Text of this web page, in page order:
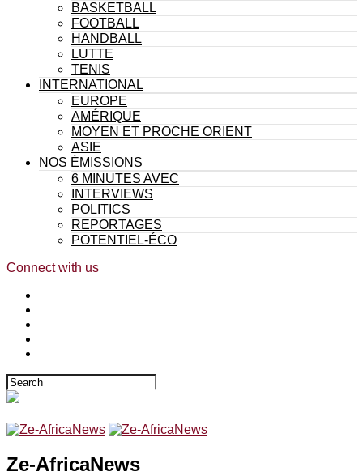
BASKETBALL
FOOTBALL
HANDBALL
LUTTE
TENIS
INTERNATIONAL
EUROPE
AMÉRIQUE
MOYEN ET PROCHE ORIENT
ASIE
NOS ÉMISSIONS
6 MINUTES AVEC
INTERVIEWS
POLITICS
REPORTAGES
POTENTIEL-ÉCO
Connect with us
Ze-AfricaNews